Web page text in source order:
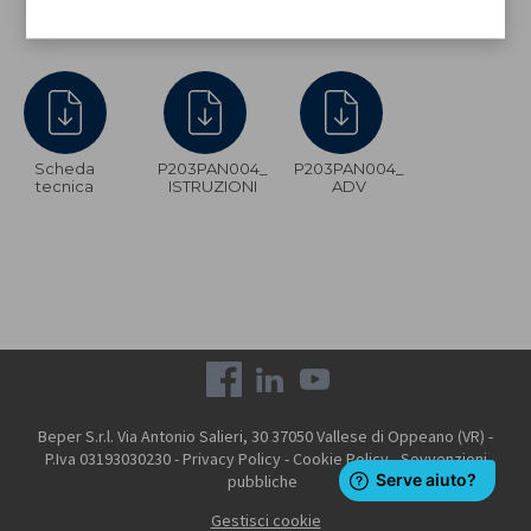
Scheda
tecnica
P203PAN004_
ISTRUZIONI
P203PAN004_
ADV
Beper S.r.l. Via Antonio Salieri, 30 37050 Vallese di Oppeano (VR) -
P.Iva 03193030230 - Privacy Policy- Cookie Policy-Sovvenzioni
pubbliche
Gestisci cookie